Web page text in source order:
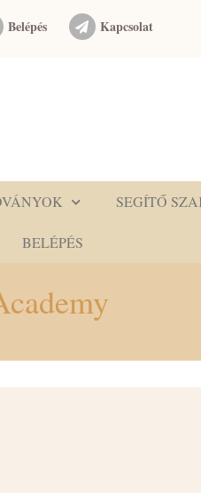
Belépés Kapcsolat
SEGÍTŐ
BELÉPÉS